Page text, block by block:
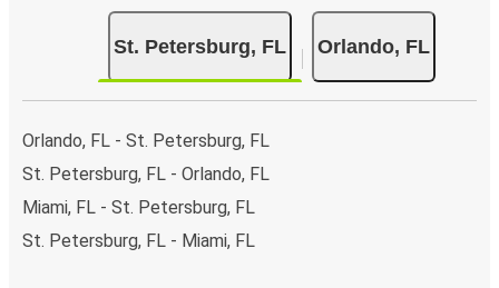
St. Petersburg, FL Orlando, FL
Orlando, FL - St. Petersburg, FL
St. Petersburg, FL - Orlando, FL
Miami, FL - St. Petersburg, FL
St. Petersburg, FL - Miami, FL